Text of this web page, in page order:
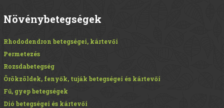
Növénybetegségek
Rhododendron betegségei, kártevői
Permetezés
Rozsdabetegség
Örökzöldek, fenyők, tuják betegségei és kártevői
Fű, gyep betegségek
Dió betegségei és kártevői